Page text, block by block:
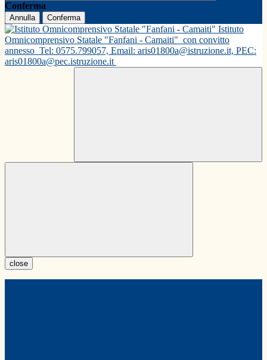
Conferma
Annulla Conferma
Istituto
Omnicomprensivo Statale "Fanfani - Camaiti" con convitto
annesso Tel: 0575.799057, Email: aris01800a@istruzione.it, PEC:
aris01800a@pec.istruzione.it
close